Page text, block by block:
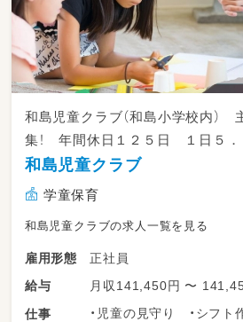
和島児童クラブ（和島小学校内）
集！ 年間休日１２５日 １日５
和島児童クラブ
学童保育
和島児童クラブの求人一覧を見る
雇用形態
正社員
給与
月収141,450円 〜
仕事
・児童の見守り ・シフ